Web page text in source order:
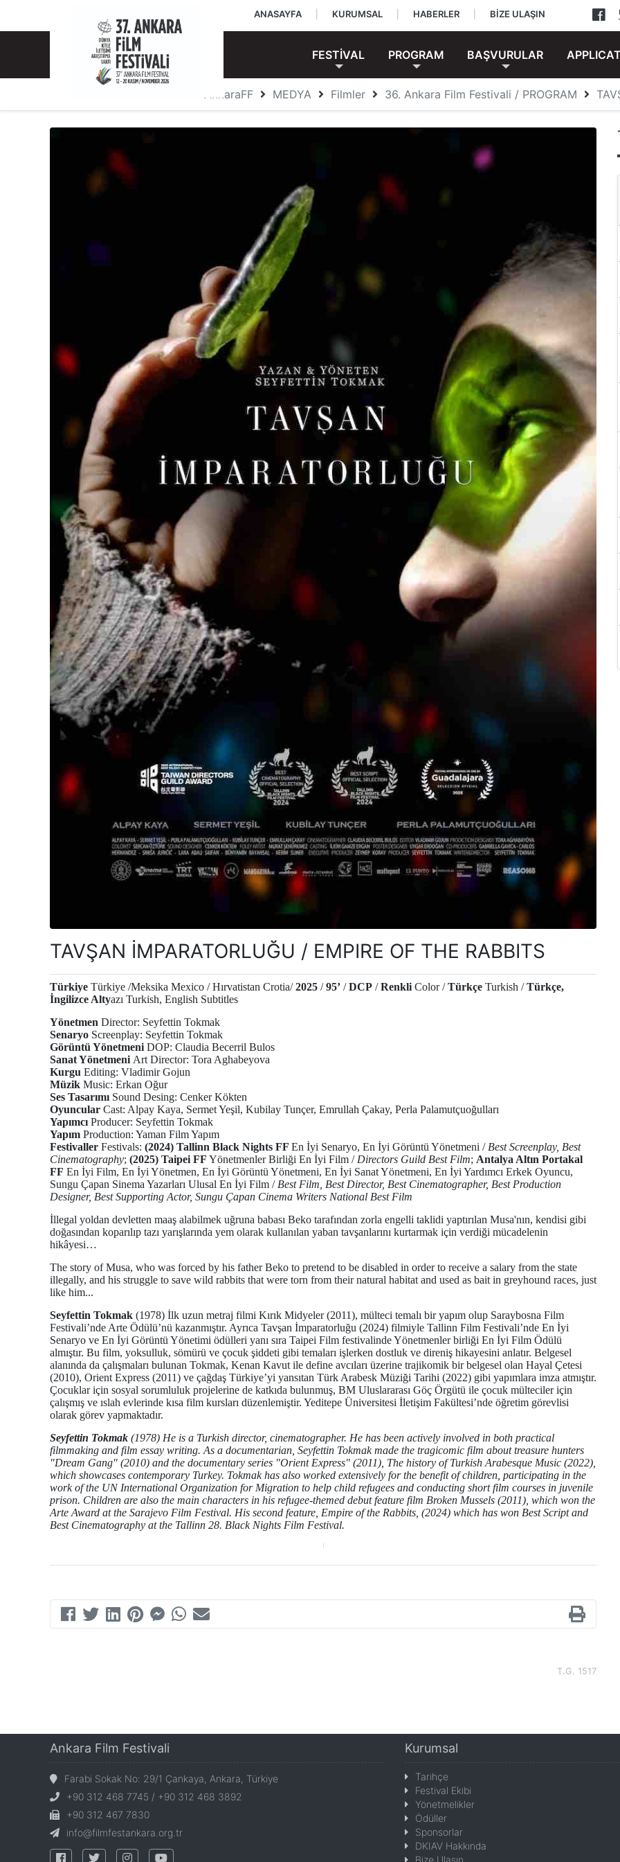
ANASAYFA KURUMSAL HABERLER BİZE ULAŞIN
FESTİVAL PROGRAM BAŞVURULAR
AnkaraFF MEDYA Filmler 36. Ankara Film Festivali / PROGRAM
TAVŞAN İMPARATORLUĞU / EMPIRE OF THE RABBITS
Türkiye Türkiye /Meksika Mexico / Hırvatistan Crotia/2025 /95’ /DCP /Renkli Color /Türkçe Turkish /Türkçe,
İngilizce Altyazı Turkish, English Subtitles
Yönetmen Director: Seyfettin Tokmak
Senaryo Screenplay: Seyfettin Tokmak
Görüntü Yönetmeni DOP: Claudia Becerril Bulos
Sanat Yönetmeni Art Director: Tora Aghabeyova
Kurgu Editing: Vladimir Gojun
Müzik Music: Erkan Oğur
Ses Tasarımı Sound Desing: Cenker Kökten
Oyuncular Cast: Alpay Kaya, Sermet Yeşil, Kubilay Tunçer, Emrullah Çakay, Perla Palamutçuoğulları
Yapımcı Producer: Seyfettin Tokmak
Yapım Production: Yaman Film Yapım
Festivaller Festivals: (2024) Tallinn Black Nights FF En İyi Senaryo, En İyi Görüntü Yönetmeni / Best Screenplay, Best
Cinematography; (2025) Taipei FF Yönetmenler Birliği En İyi Film / Directors Guild Best Film; Antalya Altın Portakal
FF En İyi Film, En İyi Yönetmen, En İyi Görüntü Yönetmeni, En İyi Sanat Yönetmeni, En İyi Yardımcı Erkek Oyuncu,
Sungu Çapan Sinema Yazarları Ulusal En İyi Film / Best Film, Best Director, Best Cinematographer, Best Production
Designer, Best Supporting Actor, Sungu Çapan Cinema Writers National Best Film
İllegal yoldan devletten maaş alabilmek uğruna babası Beko tarafından zorla engelli taklidi yaptırılan Musa'nın, kendisi gibi
doğasından koparılıp tazı yarışlarında yem olarak kullanılan yaban tavşanlarını kurtarmak için verdiği mücadelenin
hikâyesi…
The story of Musa, who was forced by his father Beko to pretend to be disabled in order to receive a salary from the state
illegally, and his struggle to save wild rabbits that were torn from their natural habitat and used as bait in greyhound races, just
like him...
Seyfettin Tokmak (1978) İlk uzun metraj filmi Kırık Midyeler (2011), mülteci temalı bir yapım olup Saraybosna Film
Festivali’nde Arte Ödülü’nü kazanmıştır. Ayrıca Tavşan İmparatorluğu (2024) filmiyle Tallinn Film Festivali’nde En İyi
Senaryo ve En İyi Görüntü Yönetimi ödülleri yanı sıra Taipei Film festivalinde Yönetmenler birliği En İyi Film Ödülü
almıştır. Bu film, yoksulluk, sömürü ve çocuk şiddeti gibi temaları işlerken dostluk ve direniş hikayesini anlatır. Belgesel
alanında da çalışmaları bulunan Tokmak, Kenan Kavut ile define avcıları üzerine trajikomik bir belgesel olan Hayal Çetesi
(2010), Orient Express (2011) ve çağdaş Türkiye’yi yansıtan Türk Arabesk Müziği Tarihi (2022) gibi yapımlara imza atmıştır.
Çocuklar için sosyal sorumluluk projelerine de katkıda bulunmuş, BM Uluslararası Göç Örgütü ile çocuk mülteciler için
çalışmış ve ıslah evlerinde kısa film kursları düzenlemiştir. Yeditepe Üniversitesi İletişim Fakültesi’nde öğretim görevlisi
olarak görev yapmaktadır.
Seyfettin Tokmak (1978) He is a Turkish director, cinematographer. He has been actively involved in both practical
filmmaking and film essay writing. As a documentarian, Seyfettin Tokmak made the tragicomic film about treasure hunters
"Dream Gang" (2010) and the documentary series "Orient Express" (2011), The history of Turkish Arabesque Music (2022),
which showcases contemporary Turkey. Tokmak has also worked extensively for the benefit of children, participating in the
work of the UN International Organization for Migration to help child refugees and conducting short film courses in juvenile
prison. Children are also the main characters in his refugee-themed debut feature film Broken Mussels (2011), which won the
Arte Award at the Sarajevo Film Festival. His second feature, Empire of the Rabbits, (2024) which has won Best Script and
Best Cinematography at the Tallinn 28. Black Nights Film Festival.
T.G. 1517
Ankara Film Festivali
Farabi Sokak No: 29/1 Çankaya, Ankara, Türkiye
+90 312 468 7745 / +90 312 468 3892
+90 312 467 7830
info@filmfestankara.org.tr
Kurumsal
Tarihçe
Festival Ekibi
Yönetmelikler
Ödüller
Sponsorlar
DKIAV Hakkında
Bize Ulaşın